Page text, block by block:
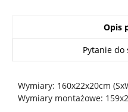
Opis
Pytanie do
Wymiary: 160x22x20cm
Wymiary montażowe: